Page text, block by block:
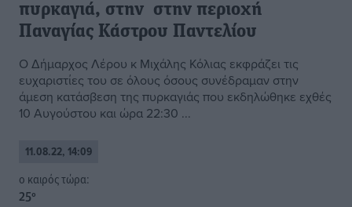
πυρκαγιά, στην στην περιοχή
Παναγίας Κάστρου Παντελίου
Ο Δήμαρχος Λέρου κ Μιχάλης Κόλιας εκφράζει τις
ευχαριστίες του σε όλους όσους συνέδραμαν στην
άμεση κατάσβεση της πυρκαγιάς που εκδηλώθηκε εχθές
10 Αυγούστου και ώρα 22:30 ...
11.08.22, 14:09
o καιρός τώρα:
25°